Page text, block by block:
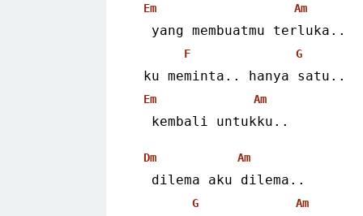
Em Am
  yang membuatmu terluka..
F G
ku meminta.. hanya satu..
Em Am
  kembali untukku..
Dm Am
  dilema aku dilema..
G Am